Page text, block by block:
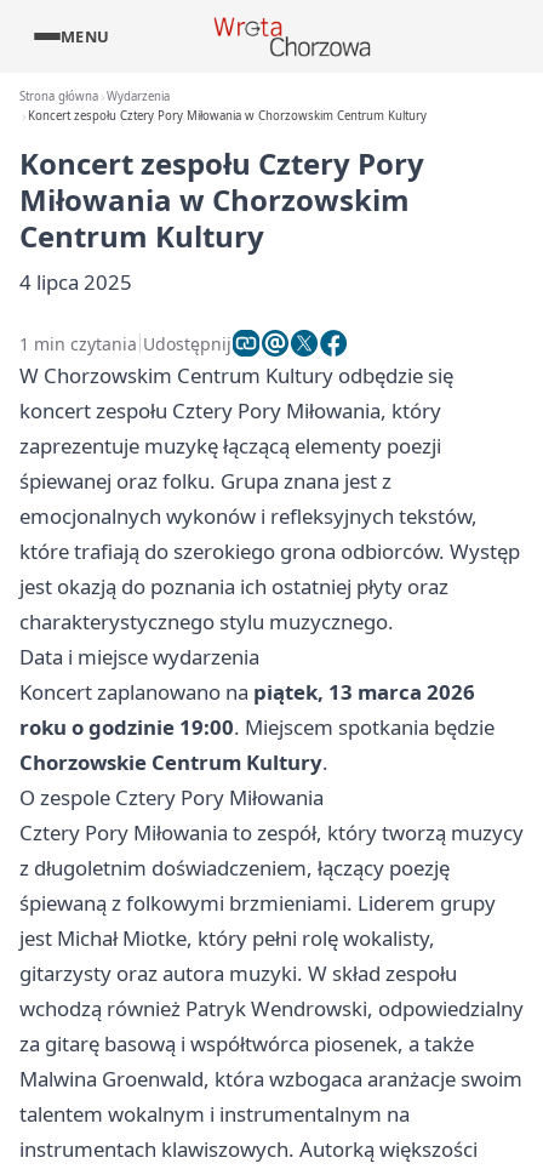
MENU
Strona główna Wydarzenia
Koncert zespołu Cztery Pory Miłowania w Chorzowskim Centrum Kultury
Koncert zespołu Cztery Pory
Miłowania w Chorzowskim
Centrum Kultury
4 lipca 2025
1 min czytania Udostępnij
W Chorzowskim Centrum Kultury odbędzie się
koncert zespołu Cztery Pory Miłowania, który
zaprezentuje muzykę łączącą elementy poezji
śpiewanej oraz folku. Grupa znana jest z
emocjonalnych wykonów i refleksyjnych tekstów,
które trafiają do szerokiego grona odbiorców. Występ
jest okazją do poznania ich ostatniej płyty oraz
charakterystycznego stylu muzycznego.
Data i miejsce wydarzenia
Koncert zaplanowano na piątek, 13 marca 2026
roku o godzinie 19:00. Miejscem spotkania będzie
Chorzowskie Centrum Kultury.
O zespole Cztery Pory Miłowania
Cztery Pory Miłowania to zespół, który tworzą muzycy
z długoletnim doświadczeniem, łączący poezję
śpiewaną z folkowymi brzmieniami. Liderem grupy
jest Michał Miotke, który pełni rolę wokalisty,
gitarzysty oraz autora muzyki. W skład zespołu
wchodzą również Patryk Wendrowski, odpowiedzialny
za gitarę basową i współtwórca piosenek, a także
Malwina Groenwald, która wzbogaca aranżacje swoim
talentem wokalnym i instrumentalnym na
instrumentach klawiszowych. Autorką większości